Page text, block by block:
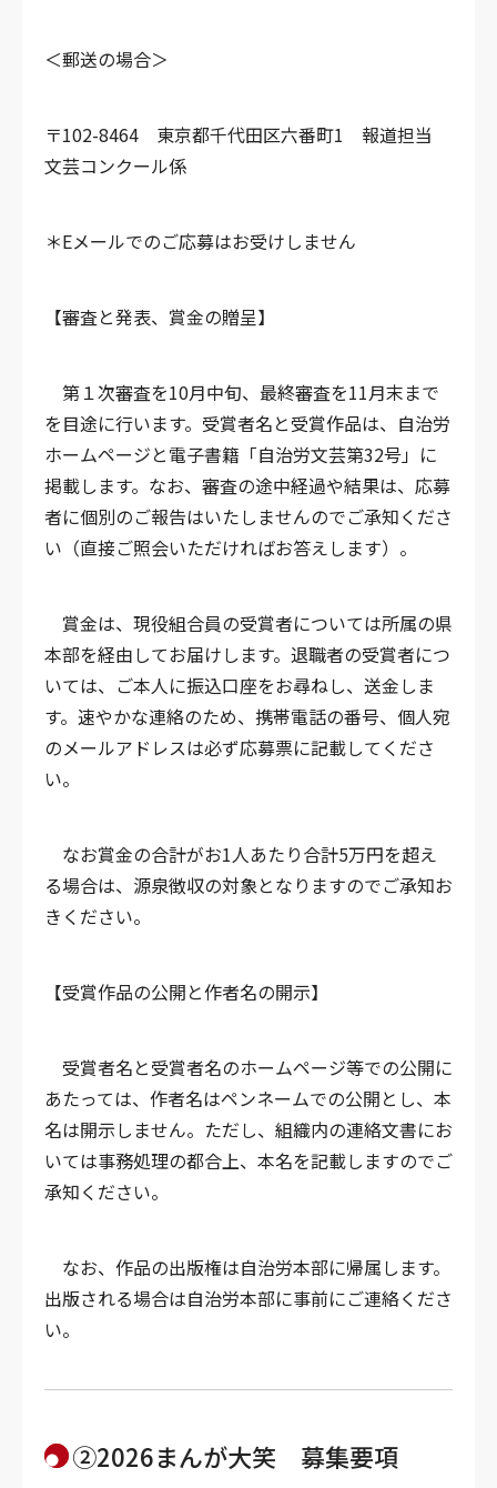
＜郵送の場合＞
〒102-8464 東京都千代田区六番町1 報道担当
文芸コンクール係
＊Eメールでのご応募はお受けしません
【審査と発表、賞金の贈呈】
第１次審査を10月中旬、最終審査を11月末まで
を目途に行います。受賞者名と受賞作品は、自治労
ホームページと電子書籍「自治労文芸第32号」に
掲載します。なお、審査の途中経過や結果は、応募
者に個別のご報告はいたしませんのでご承知くださ
い（直接ご照会いただければお答えします）。
賞金は、現役組合員の受賞者については所属の県
本部を経由してお届けします。退職者の受賞者につ
いては、ご本人に振込口座をお尋ねし、送金しま
す。速やかな連絡のため、携帯電話の番号、個人宛
のメールアドレスは必ず応募票に記載してくださ
い。
なお賞金の合計がお1人あたり合計5万円を超え
る場合は、源泉徴収の対象となりますのでご承知お
きください。
【受賞作品の公開と作者名の開示】
受賞者名と受賞者名のホームページ等での公開に
あたっては、作者名はペンネームでの公開とし、本
名は開示しません。ただし、組織内の連絡文書にお
いては事務処理の都合上、本名を記載しますのでご
承知ください。
なお、作品の出版権は自治労本部に帰属します。
出版される場合は自治労本部に事前にご連絡くださ
い。
②2026まんが大笑 募集要項